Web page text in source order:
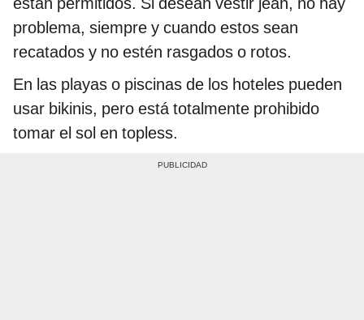
problema, siempre y cuando estos sean
recatados y no estén rasgados o rotos.
En las playas o piscinas de los hoteles pueden
usar bikinis, pero está totalmente prohibido
tomar el sol en topless.